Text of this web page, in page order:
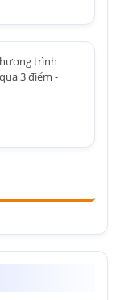
trình
3 điểm -